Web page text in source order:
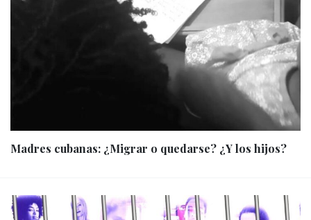
Madres cubanas: ¿Migrar o quedarse? ¿Y los hijos?